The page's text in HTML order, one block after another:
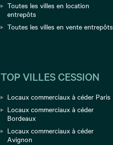
Toutes les villes en location
entrepôts
Toutes les villes en vente entrepôts
TOP VILLES CESSION
Locaux commerciaux à céder Paris
Locaux commerciaux à céder
Bordeaux
Locaux commerciaux à céder
Avignon